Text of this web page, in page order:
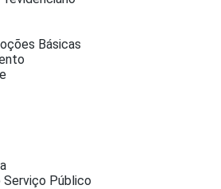
Básicas
Serviço Público